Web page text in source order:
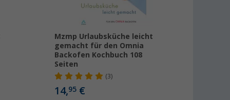
Mzmp Urlaubsküche leicht
gemacht für den Omnia
Backofen Kochbuch 108
Seiten
(3)
14,95 €